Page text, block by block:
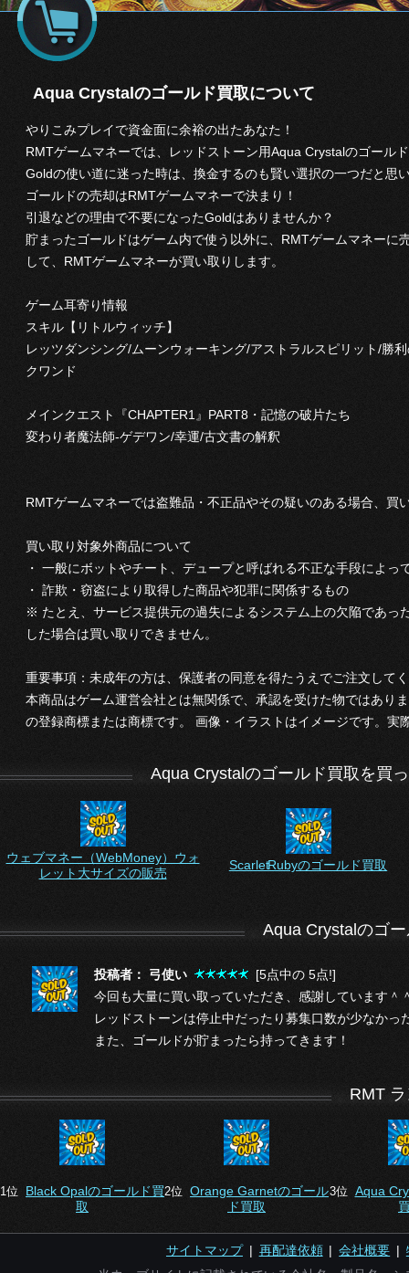
Aqua Crystalのゴールド買取について
やりこみプレイで資金面に余裕の出たあなた！
RMTゲームマネーでは、レッドストーン用Aqua Crystalのゴール
Goldの使い道に迷った時は、換金するのも賢い選択の一つだと思
ゴールドの売却はRMTゲームマネーで決まり！
引退などの理由で不要になったGoldはありませんか？
貯まったゴールドはゲーム内で使う以外に、RMTゲームマネー
して、RMTゲームマネーが買い取りします。
ゲーム耳寄り情報
スキル【リトルウィッチ】
レッツダンシング/ムーンウォーキング/アストラルスピリット/勝
クワンド
メインクエスト『CHAPTER1』PART8・記憶の破片たち
変わり者魔法師-ゲデワン/幸運/古文書の解釈
RMTゲームマネーでは盗難品・不正品やその疑いのある場合、買
買い取り対象外商品について
・ 一般にボットやチート、デュープと呼ばれる不正な手段によっ
・ 詐欺・窃盗により取得した商品や犯罪に関係するもの
※ たとえ、サービス提供元の過失によるシステム上の欠陥であ
した場合は買い取りできません。
重要事項：未成年の方は、保護者の同意を得たうえでご注文して
本商品はゲーム運営会社とは無関係で、承認を受けた物ではあり
の登録商標または商標です。 画像・イラストはイメージです。実
Aqua Crystalのゴールド買取を買
ウェブマネー（WebMoney）ウォ
レット大サイズの販売
Scarlet Rubyのゴールド買取
Aqua Crystalのゴ
投稿者： 弓使い
[5点中の 5点!]
今回も大量に買い取っていただき、感謝しています＾
レッドストーンは停止中だったり募集口数が少なか
また、ゴールドが貯まったら持ってきます！
RMT
1位 Black Opalのゴールド買
取
2位 Orange Garnetのゴール
ド買取
3位 Aqua
サイトマップ| 再配達依頼|会社概要 |